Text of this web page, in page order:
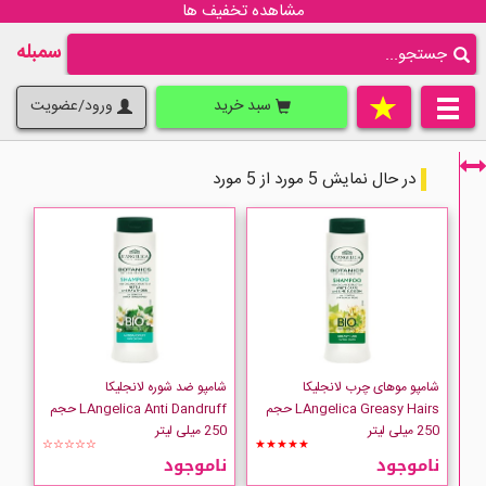
مشاهده تخفیف ها
سمبله
سبد خرید ورود/عضویت
فقط نمایش کالاهای موجود
در حال نمایش 5 مورد از 5 مورد
شامپو موهای چرب لانجلیکا
LAngelica Greasy Hairs حجم
250 میلی لیتر
★★★★★
ناموجود
شامپو ضد شوره لانجلیکا
LAngelica Anti Dandruff حجم
250 میلی لیتر
☆☆☆☆☆
ناموجود